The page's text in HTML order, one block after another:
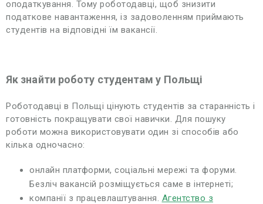
оподаткування. Тому роботодавці, щоб знизити
податкове навантаження, із задоволенням приймають
студентів на відповідні їм вакансії.
Як знайти роботу студентам у Польщі
Роботодавці в Польщі цінують студентів за старанність і
готовність покращувати свої навички. Для пошуку
роботи можна використовувати один зі способів або
кілька одночасно:
онлайн платформи, соціальні мережі та форуми.
Безліч вакансій розміщується саме в інтернеті;
компанії з працевлаштування. Агентство з